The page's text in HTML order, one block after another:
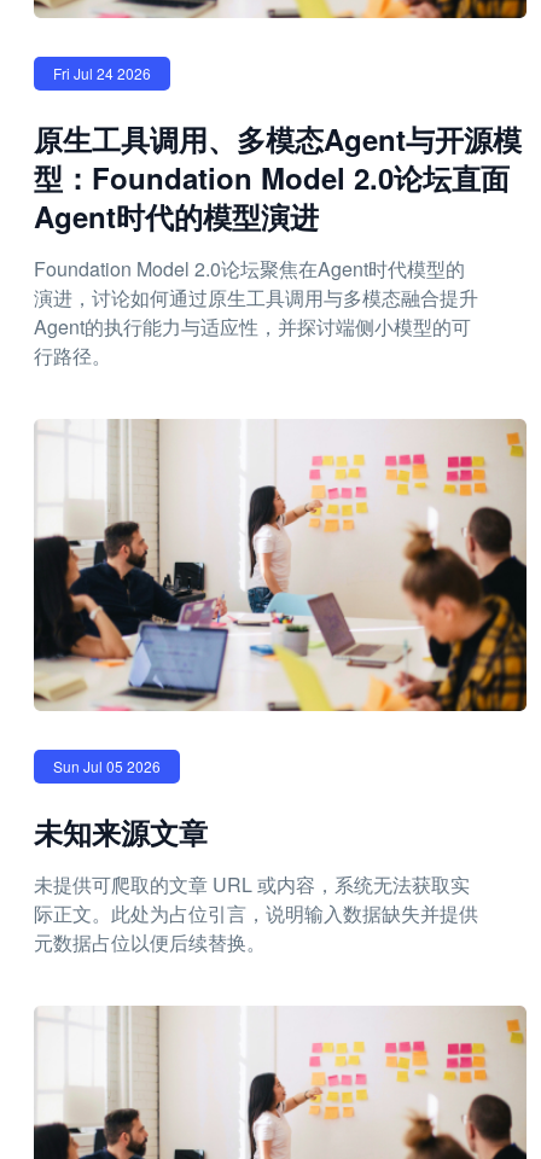
Fri Jul 24 2026
原生工具调用、多模态Agent与开源模
型：Foundation Model 2.0论坛直面
Agent时代的模型演进
Foundation Model 2.0论坛聚焦在Agent时代模型的
演进，讨论如何通过原生工具调用与多模态融合提升
Agent的执行能力与适应性，并探讨端侧小模型的可
行路径。
Sun Jul 05 2026
未知来源文章
未提供可爬取的文章 URL 或内容，系统无法获取实
际正文。此处为占位引言，说明输入数据缺失并提供
元数据占位以便后续替换。